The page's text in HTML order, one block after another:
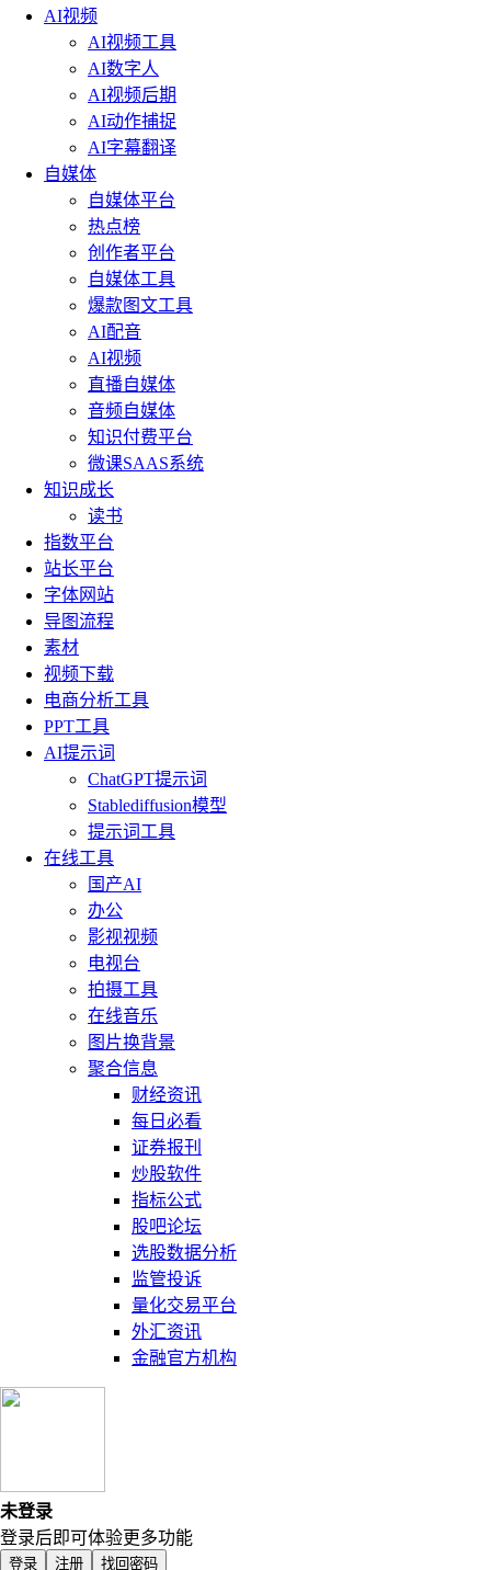
AI视频
AI视频工具
AI数字人
AI视频后期
AI动作捕捉
AI字幕翻译
自媒体
自媒体平台
热点榜
创作者平台
自媒体工具
爆款图文工具
AI配音
AI视频
直播自媒体
音频自媒体
知识付费平台
微课SAAS系统
知识成长
读书
指数平台
站长平台
字体网站
导图流程
素材
视频下载
电商分析工具
PPT工具
AI提示词
ChatGPT提示词
Stablediffusion模型
提示词工具
在线工具
国产AI
办公
影视视频
电视台
拍摄工具
在线音乐
图片换背景
聚合信息
财经资讯
每日必看
证券报刊
炒股软件
指标公式
股吧论坛
选股数据分析
监管投诉
量化交易平台
外汇资讯
金融官方机构
未登录
登录后即可体验更多功能
登录 注册 找回密码